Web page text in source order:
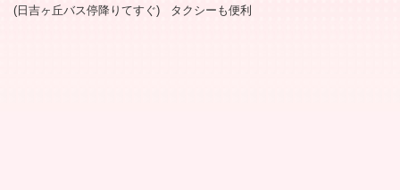
(日吉ヶ丘バス停降りてすぐ) タクシーも便利